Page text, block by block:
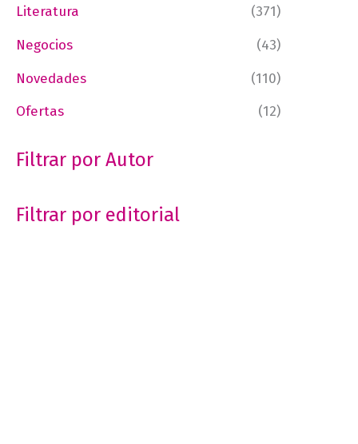
Literatura
(371)
Negocios
(43)
Novedades
(110)
Ofertas
(12)
Filtrar por Autor
Filtrar por editorial